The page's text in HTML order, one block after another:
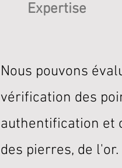
Expertise
Nous pouvons
vérification des
authentification et
des pierres, de l'or.